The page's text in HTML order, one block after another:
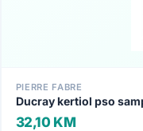
PIERRE FABRE
Ducray kertiol pso
32,10 KM